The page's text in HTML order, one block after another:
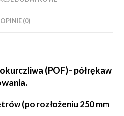
OPINIE (0)
(POF)– półrękaw
(po rozłożeniu 250 mm